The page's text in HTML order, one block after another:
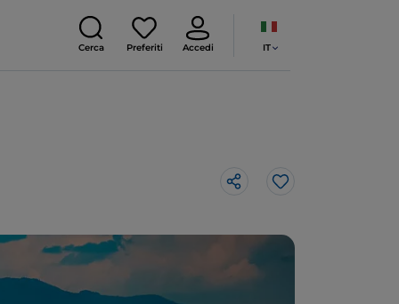
Cerca Preferiti Accedi IT
Like